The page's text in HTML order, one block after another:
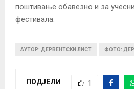
поштивање обавезно и за
фестивала.
АУТОР: ДЕРВЕНТСКИ ЛИСТ ФОТО:
ПОДЈЕЛИ 1